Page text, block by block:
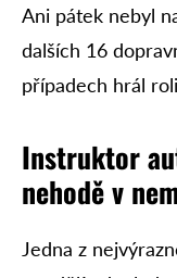
Ani pátek nebyl
dalších 16
případech hrál
Instruktor
nehodě v
Jedna z